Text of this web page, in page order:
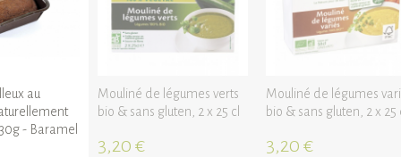
au
- Baramel
Mouliné de légumes verts
bio & sans gluten, 2 x 25 cl
3,20 €
Mouliné de légumes
bio & sans gluten, 2 x 25
3,20 €